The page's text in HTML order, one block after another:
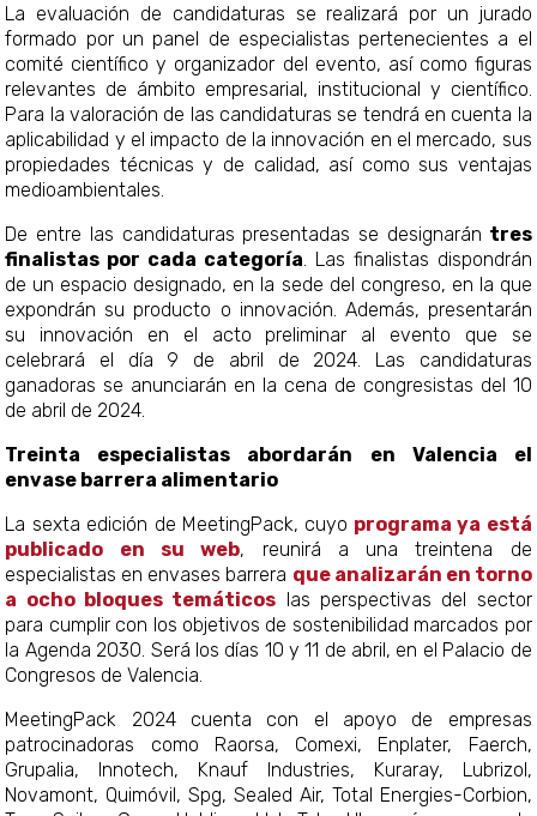
La evaluación de candidaturas se realizará por un jurado
formado por un panel de especialistas pertenecientes a el
comité científico y organizador del evento, así como figuras
relevantes de ámbito empresarial, institucional y científico.
Para la valoración de las candidaturas se tendrá en cuenta la
aplicabilidad y el impacto de la innovación en el mercado, sus
propiedades técnicas y de calidad, así como sus ventajas
medioambientales.
De entre las candidaturas presentadas se designarán tres
finalistas por cada categoría . Las finalistas dispondrán
de un espacio designado, en la sede del congreso, en la que
expondrán su producto o innovación. Además, presentarán
su innovación en el acto preliminar al evento que se
celebrará el día 9 de abril de 2024. Las candidaturas
ganadoras se anunciarán en la cena de congresistas del 10
de abril de 2024.
Treinta especialistas abordarán en Valencia el
envase barrera alimentario
La sexta edición de MeetingPack, cuyo programa ya est
publicado en su web, reunirá a una treintena de
especialistas en envases barrera que analizarán en torno
a ocho bloques temáticos las perspectivas del sector
para cumplir con los objetivos de sostenibilidad marcados por
la Agenda 2030. Será los días 10 y 11 de abril, en el Palacio de
Congresos de Valencia.
MeetingPack 2024 cuenta con el apoyo de empresas
patrocinadoras como Raorsa, Comexi, Enplater, Faerch,
Grupalia, Innotech, Knauf Industries, Kuraray, Lubrizol,
Novamont, Quimóvil, Spg, Sealed Air, Total Energies-Corbion,